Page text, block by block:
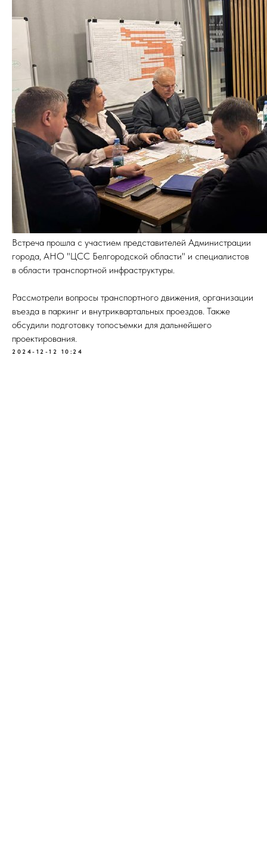
Встреча прошла с участием представителей Администрации
города, АНО "ЦСС Белгородской области" и специалистов
в области транспортной инфраструктуры.
Рассмотрели вопросы транспортного движения, организации
въезда в паркинг и внутриквартальных проездов. Также
обсудили подготовку топосъемки для дальнейшего
проектирования.
2024-12-12 10:24